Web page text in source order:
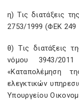
η) Τις διατάξεις
2753/1999 (ΦΕΚ 249
θ) Τις διατάξεις
νόμου 3943/
«Καταπολέμηση
ελεγκτικών
Υπουργείου